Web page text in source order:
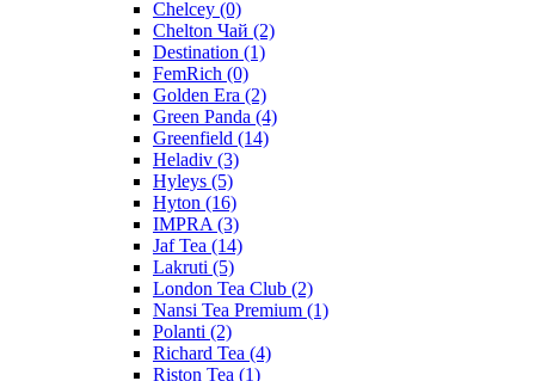
Chelcey (0)
Chelton Чай (2)
Destination (1)
FemRich (0)
Golden Era (2)
Green Panda (4)
Greenfield (14)
Heladiv (3)
Hyleys (5)
Hyton (16)
IMPRA (3)
Jaf Tea (14)
Lakruti (5)
London Tea Club (2)
Nansi Tea Premium (1)
Polanti (2)
Richard Tea (4)
Riston Tea (1)